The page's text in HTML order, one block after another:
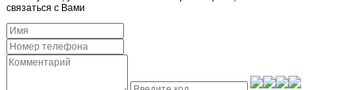
связаться с Вами